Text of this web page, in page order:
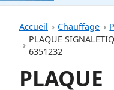
Accueil Chauffage
PLAQUE
6351232
PLAQUE